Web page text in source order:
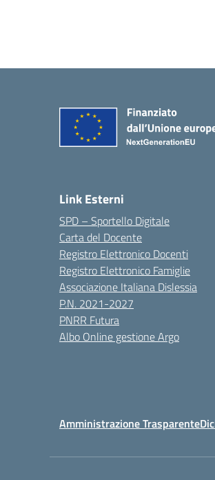
Link Esterni
SPD – Sportello Digitale
Carta del Docente
Registro Elettronico Docenti
Registro Elettronico Famiglie
Associazione Italiana Dislessia
P.N. 2021-2027
PNRR Futura
Albo Online gestione Argo
Amministrazione Trasparente